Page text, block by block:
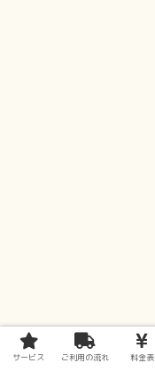
サービス ご利用の流れ 料金表